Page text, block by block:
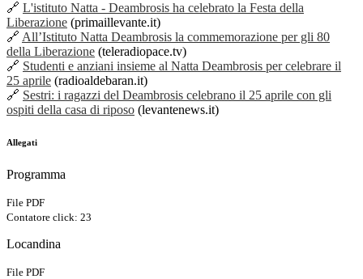
🔗 L'istituto Natta - Deambrosis ha celebrato la Festa della
Liberazione (primaillevante.it)
🔗 All’Istituto Natta Deambrosis la commemorazione per gli 80
della Liberazione (teleradiopace.tv)
🔗 Studenti e anziani insieme al Natta Deambrosis per celebrare il
25 aprile (radioaldebaran.it)
🔗 Sestri: i ragazzi del Deambrosis celebrano il 25 aprile con gli
ospiti della casa di riposo (levantenews.it)
Allegati
Programma
File PDF
Contatore click: 23
Locandina
File PDF